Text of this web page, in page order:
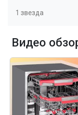
1 звезда
Видео